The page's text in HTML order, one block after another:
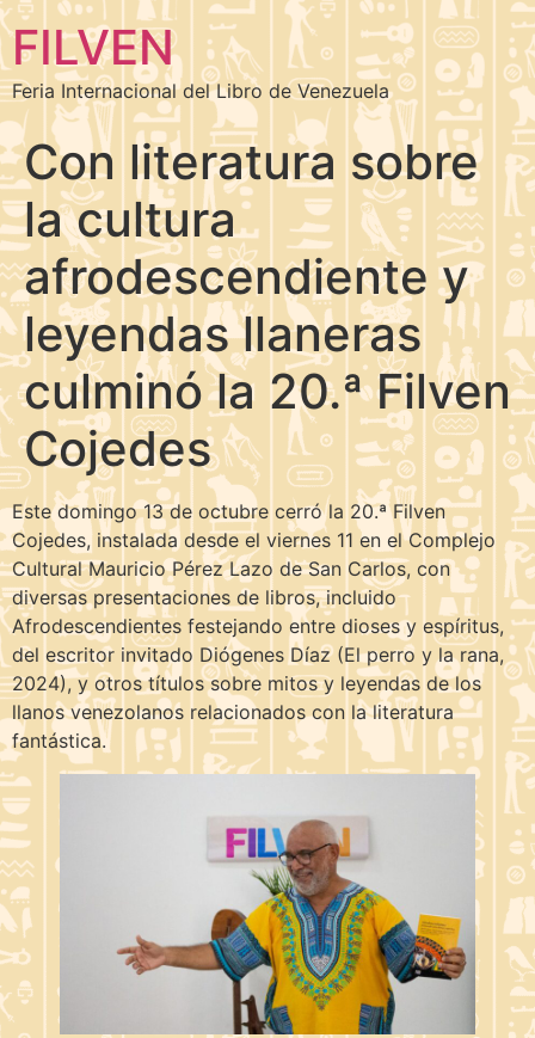
FILVEN
Feria Internacional del Libro de Venezuela
Con literatura sobre
la cultura
afrodescendiente y
leyendas llaneras
culminó la 20.ª Filven
Cojedes
Este domingo 13 de octubre cerró la 20.ª Filven
Cojedes, instalada desde el viernes 11 en el Complejo
Cultural Mauricio Pérez Lazo de San Carlos, con
diversas presentaciones de libros, incluido
Afrodescendientes festejando entre dioses y espíritus,
del escritor invitado Diógenes Díaz (El perro y la rana,
2024), y otros títulos sobre mitos y leyendas de los
llanos venezolanos relacionados con la literatura
fantástica.